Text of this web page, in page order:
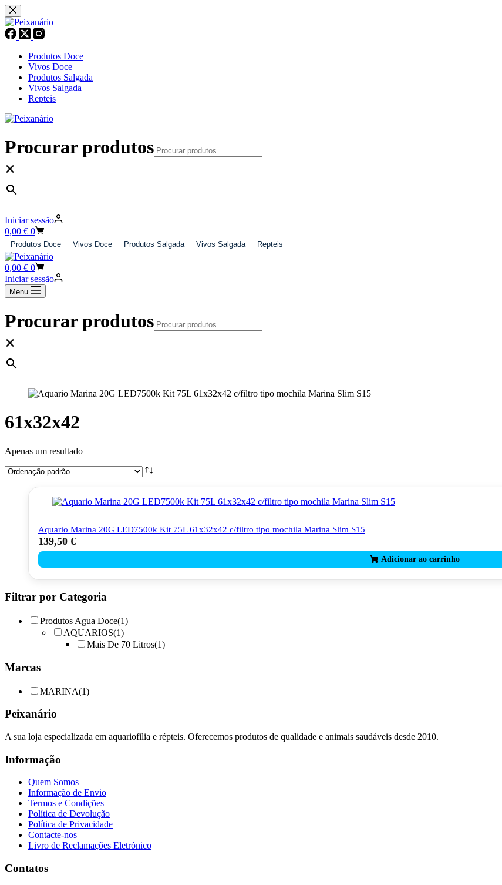
Pular
para
o
conteúdo
Produtos Doce
Vivos Doce
Produtos Salgada
Vivos Salgada
Repteis
Procurar produtos
×
Iniciar sessão
Carrinho
de
compras
0,00 € 0
Produtos Doce Vivos Doce Produtos Salgada Vivos Salgada Repteis
Carrinho
de
compras
0,00 € 0
Iniciar sessão
Menu
Procurar produtos
×
61x32x42
Apenas um resultado
Aquario Marina 20G LED7500k Kit 75L 61x32x42 c/filtro tipo mochila Marina Slim S15
139,50 €
Filtrar por Categoria
Produtos Agua Doce(1)
AQUARIOS(1)
Mais De 70 Litros(1)
Marcas
MARINA(1)
Peixanário
A sua loja especializada em aquariofilia e répteis. Oferecemos produtos de qualidade e animais saudáveis desde 2010.
Informação
Quem Somos
Informação de Envio
Termos e Condições
Política de Devolução
Política de Privacidade
Contacte-nos
Livro de Reclamações Eletrónico
Contatos